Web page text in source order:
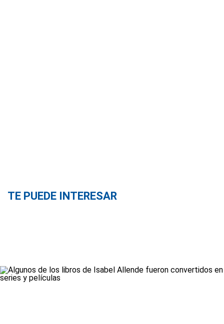
TE PUEDE INTERESAR